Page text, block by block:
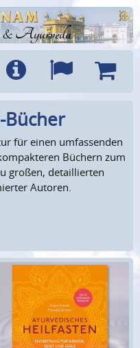
& Ayurveda
Info Sprachen
Bücher
für einen umfassenden
Büchern zum
großen, detaillierten
Autoren.